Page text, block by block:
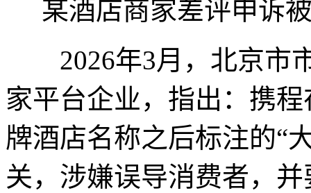
某酒店商家差评申诉
2026年3月，北京市市
家平台企业，指出：携
牌酒店名称之后标注的“
关，涉嫌误导消费者，